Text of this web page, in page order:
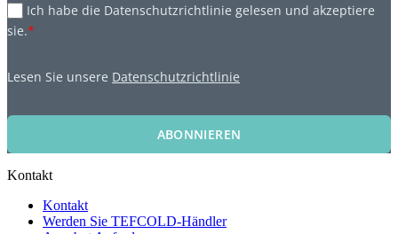
Ich habe die Datenschutzrichtlinie gelesen und akzeptiere
sie.*
Lesen Sie unsere Datenschutzrichtlinie
ABONNIEREN
Kontakt
Kontakt
Werden Sie TEFCOLD-Händler